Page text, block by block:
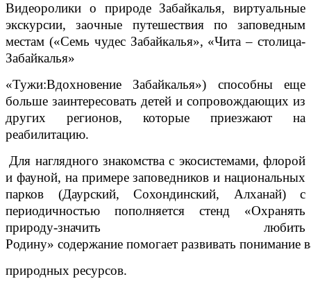
Видеоролики о природе Забайкалья, виртуальные
экскурсии, заочные путешествия по заповедным
местам («Семь чудес Забайкалья», «Чита – столица-
Забайкалья»
«Тужи:Вдохновение Забайкалья») способны еще
больше заинтересовать детей и сопровождающих из
других регионов, которые приезжают на
реабилитацию.
Для наглядного знакомства с экосистемами, флорой
и фауной, на примере заповедников и национальных
парков (Даурский, Сохондинский, Алханай) с
периодичностью пополняется стенд «Охранять
природу-значить любить
Родину» содержание помогает развивать понимание
природных ресурсов.